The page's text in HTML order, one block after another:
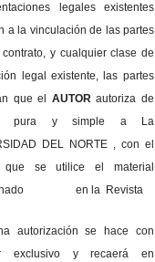
legales existentes
a la vinculación de las partes
y cualquier clase de
legal existente, las partes
que el AUTORautoriza de
pura y simple a La
DEL NORTE , con el
se utilice el material
en la Revista
autorización se hace con
exclusivo y recaerá en